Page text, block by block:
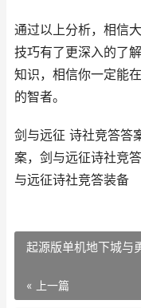
通过以上分析，相信
技巧有了更深入的了
知识，相信你一定能
的智者。
剑与远征 诗社竞答答
案，剑与远征诗社竞
与远征诗社竞答装备
起源版单机地下城与
« 上一篇